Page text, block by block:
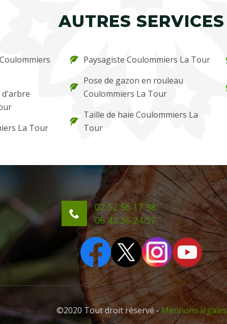
AUTRES SERVICES
d'arbre
La Tour
Paysagiste Coulommiers La Tour
Pose de gazon en rouleau
Coulommiers La Tour
Taille de haie Coulommiers La
Tour
02 52 56 17 98
06 43 36 24 57
©2020 Tout droit réservé -Mentions légales